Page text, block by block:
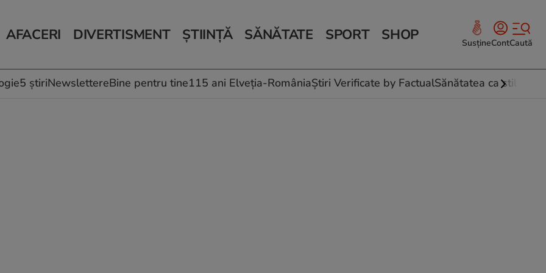
AFACERI
Auto
Locuri de muncă
DIVERTISMENT
Horoscop
Muzică și Filme
ȘTIINȚĂ
Schimbări climatice
SĂNĂTATE
Relații
Rețete culinare
SPORT SHOP SusțineContCaută
5 știriNewslettereBine pentru tine115 ani Elveția-RomâniaȘtiri Verificate by FactualSănătatea ca stil de